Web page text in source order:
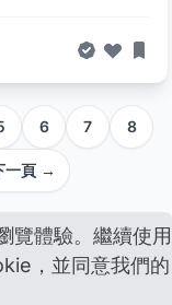
6 7 8
一頁 →
覽體驗。繼續使用
，並同意我們的